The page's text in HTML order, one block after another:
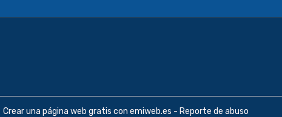
Crear una página web gratis con emiweb.es - Reporte de abuso